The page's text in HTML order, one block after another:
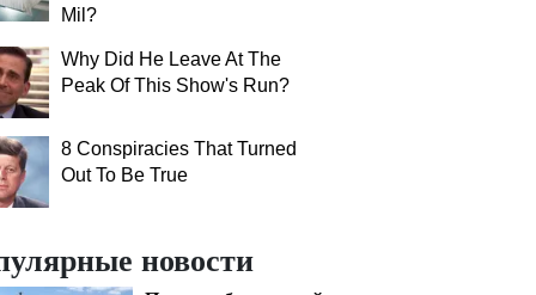
Mil?
Why Did He Leave At The
Peak Of This Show's Run?
8 Conspiracies That Turned
Out To Be True
новости